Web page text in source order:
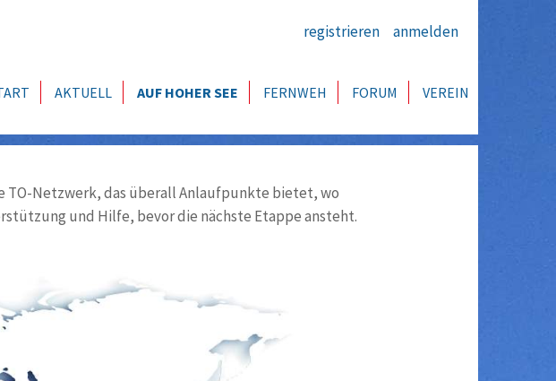
registrieren anmelden
AKTUELL AUF HOHER SEE FERNWEH FORUM VEREIN
Netzwerk, das überall Anlaufpunkte bietet, wo
und Hilfe, bevor die nächste Etappe ansteht.